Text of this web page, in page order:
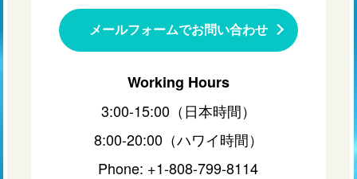
メールフォームでお問い合わせ
Working Hours
3:00-15:00（日本時間）
8:00-20:00（ハワイ時間）
Phone: +1-808-799-8114